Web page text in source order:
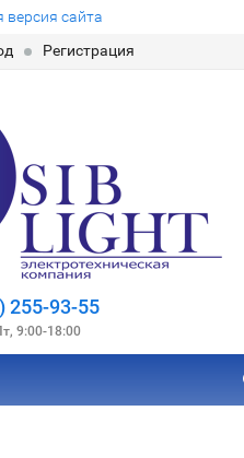
версия сайта
Регистрация
255-93-55
9:00-18:00